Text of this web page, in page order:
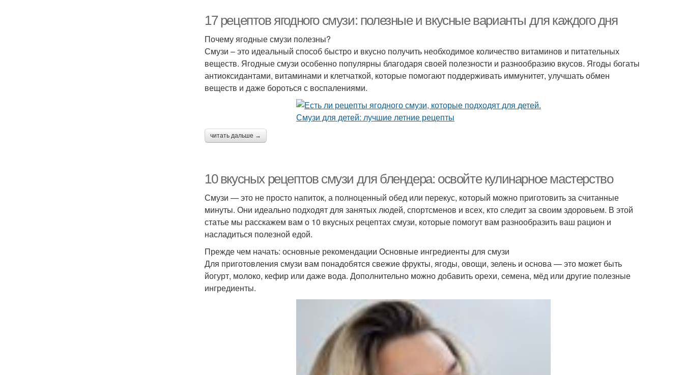
17 рецептов ягодного смузи: полезные и вкусные варианты для каждого дня
Почему ягодные смузи полезны?
Смузи – это идеальный способ быстро и вкусно получить необходимое количество витаминов и питательных
веществ. Ягодные смузи особенно популярны благодаря своей полезности и разнообразию вкусов. Ягоды богаты
антиоксидантами, витаминами и клетчаткой, которые помогают поддерживать иммунитет, улучшать обмен
веществ и даже бороться с воспалениями.
читать дальше →
10 вкусных рецептов смузи для блендера: освойте кулинарное мастерство
Смузи — это не просто напиток, а полноценный обед или перекус, который можно приготовить за считанные
минуты. Они идеально подходят для занятых людей, спортсменов и всех, кто следит за своим здоровьем. В этой
статье мы расскажем вам о 10 вкусных рецептах смузи, которые помогут вам разнообразить ваш рацион и
насладиться полезной едой.
Прежде чем начать: основные рекомендации Основные ингредиенты для смузи
Для приготовления смузи вам понадобятся свежие фрукты, ягоды, овощи, зелень и основа — это может быть
йогурт, молоко, кефир или даже вода. Дополнительно можно добавить орехи, семена, мёд или другие полезные
ингредиенты.